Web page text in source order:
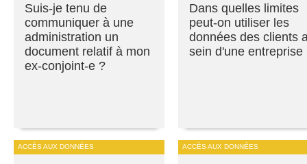
Suis-je tenu de
communiquer à une
administration un
document relatif à mon
ex-conjoint-e ?
Dans quelles limites
peut-on utiliser les
données des clients
sein d'une entreprise
ACCÈS AUX DONNÉES ACCÈS AUX DONNÉES